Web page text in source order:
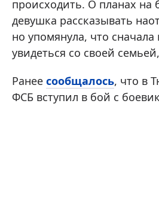
происходить. О планах
девушка рассказывать
но упомянула, что сначала
увидеться со своей
Ранее сообщалось, что в
ФСБ вступил в бой с